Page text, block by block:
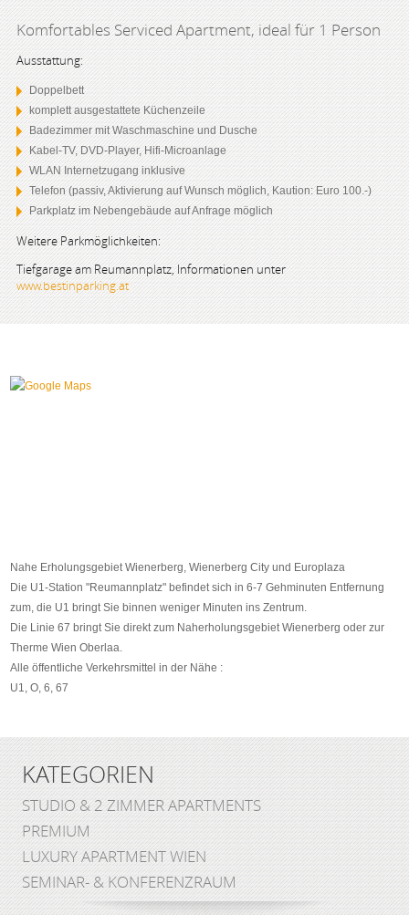
Komfortables Serviced Apartment, ideal für 1 Person
Ausstattung:
Doppelbett
komplett ausgestattete Küchenzeile
Badezimmer mit Waschmaschine und Dusche
Kabel-TV, DVD-Player, Hifi-Microanlage
WLAN Internetzugang inklusive
Telefon (passiv, Aktivierung auf Wunsch möglich, Kaution: Euro 100.-)
Parkplatz im Nebengebäude auf Anfrage möglich
Weitere Parkmöglichkeiten:
Tiefgarage am Reumannplatz, Informationen unter
www.bestinparking.at
Nahe Erholungsgebiet Wienerberg, Wienerberg City und Europlaza
Die U1-Station "Reumannplatz" befindet sich in 6-7 Gehminuten Entfernung
zum, die U1 bringt Sie binnen weniger Minuten ins Zentrum.
Die Linie 67 bringt Sie direkt zum Naherholungsgebiet Wienerberg oder zur
Therme Wien Oberlaa.
Alle öffentliche Verkehrsmittel in der Nähe :
U1, O, 6, 67
KATEGORIEN
STUDIO & 2 ZIMMER APARTMENTS
PREMIUM
LUXURY APARTMENT WIEN
SEMINAR- & KONFERENZRAUM